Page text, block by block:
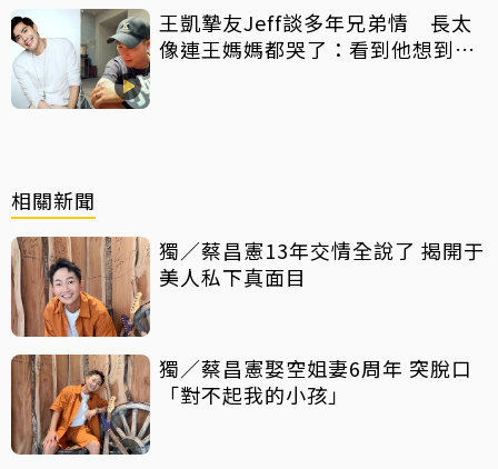
王凱摯友Jeff談多年兄弟情 長太
像連王媽媽都哭了：看到他想到兒
相關新聞
獨／蔡昌憲13年交情全說了 揭開于
美人私下真面目
獨／蔡昌憲娶空姐妻6周年 突脫口
「對不起我的小孩」